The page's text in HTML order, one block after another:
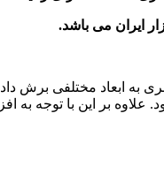
ایران می باشد.
ابعاد مختلفی برش
علاوه بر این با توجه